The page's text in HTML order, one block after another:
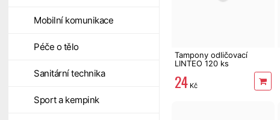
Mobilní komunikace
Péče o tělo
Sanitární technika
Sport a kempink
Tampony odličovací
LINTEO 120 ks
24 Kč